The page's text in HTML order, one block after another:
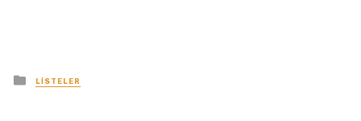
Posted
in
LISTELER